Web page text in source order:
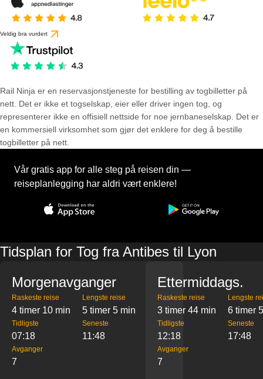
Veldig bra vurdert
Rail Ninja er en reservasjons­tjeneste for bestilling av togbilletter på
nett. Det er ikke et togselskap, eier eller driver ingen tog, og
representerer ikke en offisiell nettside for noe jernbaneselskap. Det er
en kommersiell virksomhet som gjør det enklere for deg å bestille
togbilletter på nett.
Vår gratis app for alle steg på reisen din —
reiseplanlegging har aldri vært enklere!
Tidsplan for Tog fra Antibes til Lyon
Morgenavganger
Raskeste reise
4 timer 10 min
Lengste reise
5 timer 5 min
Tidligste
07:18
Seneste
11:48
Avganger
7
Ettermiddags.
Raskeste reise
3 timer 44 min
Lengste
6 timer
Tidligste
12:18
Seneste
17:48
Avganger
7